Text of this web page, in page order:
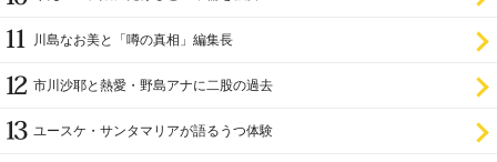
川島なお美と「噂の真相」編集長
市川沙耶と熱愛・野島アナに二股の過去
ユースケ・サンタマリアが語るうつ体験